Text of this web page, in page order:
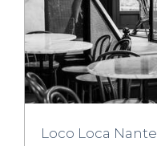
Loco Loca